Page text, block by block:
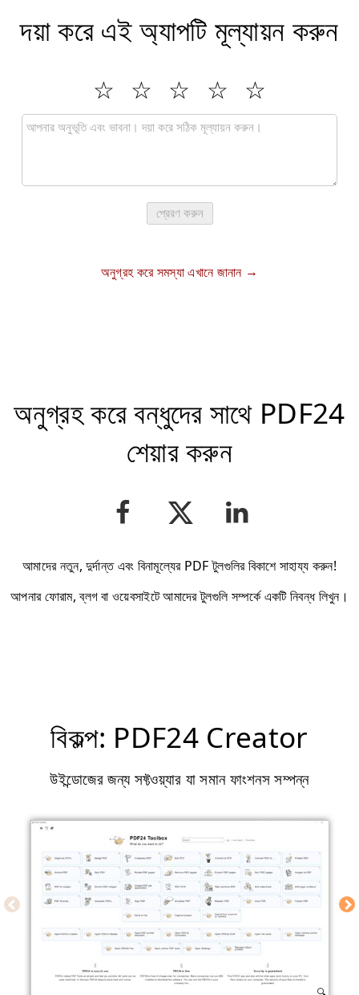
দয়া করে এই অ্যাপটি মূল্যায়ন করুন
প্রেরণ করুন
অনুগ্রহ করে সমস্যা এখানে জানান
অনুগ্রহ করে বন্ধুদের সাথে PDF24
শেয়ার করুন
আমাদের নতুন, দুর্দান্ত এবং বিনামূল্যের PDF টুলগুলির বিকাশে সাহায্য করুন!
আপনার ফোরাম, ব্লগ বা ওয়েবসাইটে আমাদের টুলগুলি সম্পর্কে একটি নিবন্ধ লিখুন।
বিকল্প: PDF24 Creator
উইন্ডোজের জন্য সফ্টওয়্যার যা সমান ফাংশনস সম্পন্ন